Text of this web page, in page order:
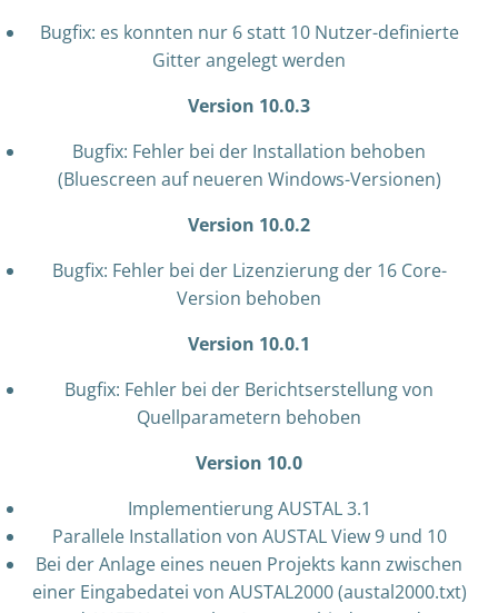
Bugfix: es konnten nur 6 statt 10 Nutzer-definierte
Gitter angelegt werden
Version 10.0.3
Bugfix: Fehler bei der Installation behoben
(Bluescreen auf neueren Windows-Versionen)
Version 10.0.2
Bugfix: Fehler bei der Lizenzierung der 16 Core-
Version behoben
Version 10.0.1
Bugfix: Fehler bei der Berichtserstellung von
Quellparametern behoben
Version 10.0
Implementierung AUSTAL 3.1
Parallele Installation von AUSTAL View 9 und 10
Bei der Anlage eines neuen Projekts kann zwischen
einer Eingabedatei von AUSTAL2000 (austal2000.txt)